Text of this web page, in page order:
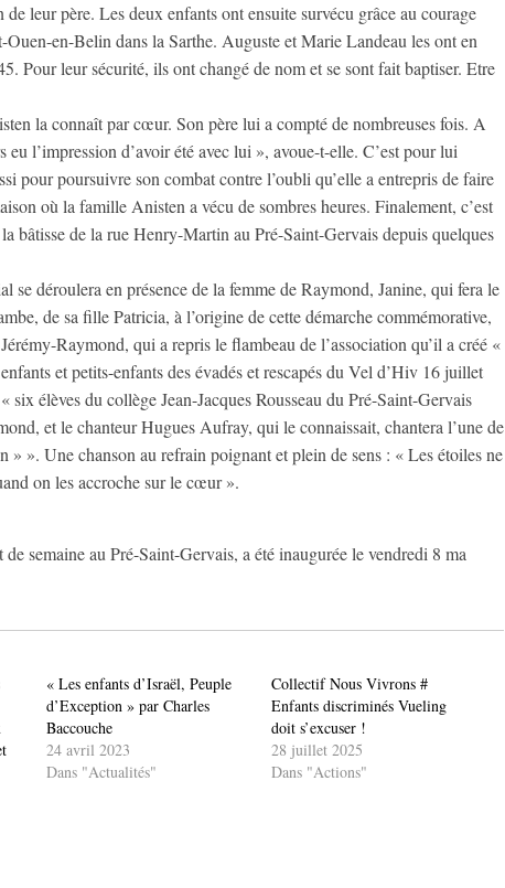
de leur père. Les deux enfants ont ensuite survécu grâce au courage
Ouen-en-Belin dans la Sarthe. Auguste et Marie Landeau les ont en
Pour leur sécurité, ils ont changé de nom et se sont fait baptiser. Etre
la connaît par cœur. Son père lui a compté de nombreuses fois. A
eu l’impression d’avoir été avec lui », avoue-t-elle. C’est pour lui
pour poursuivre son combat contre l’oubli qu’elle a entrepris de faire
où la famille Anisten a vécu de sombres heures. Finalement, c’est
bâtisse de la rue Henry-Martin au Pré-Saint-Gervais depuis quelques
se déroulera en présence de la femme de Raymond, Janine, qui fera le
de sa fille Patricia, à l’origine de cette démarche commémorative,
Raymond, qui a repris le flambeau de l’association qu’il a créé «
et petits-enfants des évadés et rescapés du Vel d’Hiv 16 juillet
six élèves du collège Jean-Jacques Rousseau du Pré-Saint-Gervais
et le chanteur Hugues Aufray, qui le connaissait, chantera l’une de
» ». Une chanson au refrain poignant et plein de sens : « Les étoiles ne
on les accroche sur le cœur ».
semaine au Pré-Saint-Gervais, a été inaugurée le vendredi 8 ma
« Les enfants d’Israël, Peuple
d’Exception » par Charles
Baccouche
24 avril 2023
Dans "Actualités"
Collectif Nous Vivrons #
Enfants discriminés Vueling
doit s’excuser !
28 juillet 2025
Dans "Actions"